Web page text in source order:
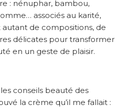
: nénuphar, bambou,
associés au karité,
autant de compositions, de
délicates pour transformer
en un geste de plaisir.
conseils beauté des
la crème qu’il me fallait :